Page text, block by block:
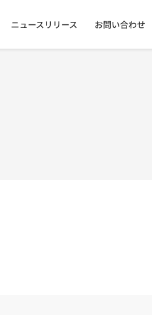
ニュースリリース お問い合わせ